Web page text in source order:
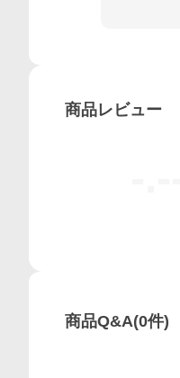
商品レビュー
商品Q&A(0件)